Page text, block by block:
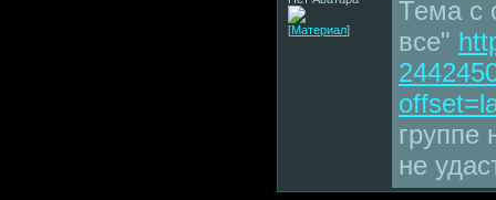
[Материал]
Тема с
все"
группе
не